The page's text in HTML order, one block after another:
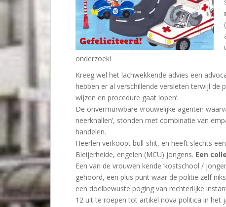
onderzoek!
Kreeg wel het lachwekkende advies een
hebben er al verschillende versleten terwijl de
wijzen en procedure gaat lopen’.
De onvermurwbare vrouwelijke agenten
neerknallen’, stonden met combinatie van
handelen.
Heerlen verkoopt bull-shit, en heeft slechts
Bleijerheide, engelen (MCU) jongens. Een
Een van de vrouwen kende ‘kostschool /
gehoord, een plus punt waar de politie zelf
een doelbewuste poging van rechterlijke
12 uit te roepen tot artikel nova politica in het